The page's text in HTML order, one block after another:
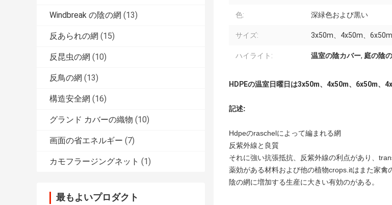
Windbreak の陰の網 (13)
反あられの網 (15)
反昆虫の網 (10)
反鳥の網 (13)
構造安全網 (16)
グランド カバーの織物 (10)
画面の省エネルギー (7)
カモフラージングネット (1)
最もよいプロダクト
色: 深緑色および黒い
サイズ: 3x50m、4x50m、
ハイライト: 温室の陰カバー, 庭の陰
HDPEの温室日曜日は3x50m、4x50m、6x50m、
記述:
Hdpeのraschelによって編まれる網
反紫外線と良質
それに強い抗張抵抗、反紫外線の利点があり、
薬効がある材料および他の植物crops.itはまた家禽
陰の網に増加する生産に大きい有効のがある。